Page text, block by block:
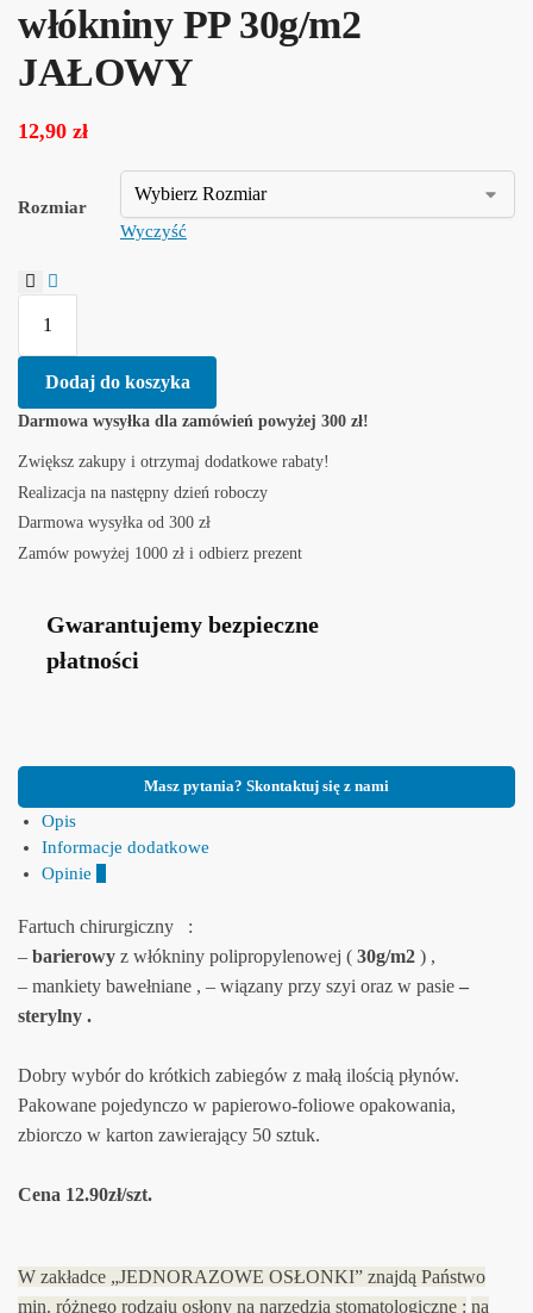
włókniny PP 30g/m2
JAŁOWY
12,90 zł
Rozmiar
Wyczyść
Dodaj do koszyka
Darmowa wysyłka dla zamówień powyżej 300 zł!
Zwiększ zakupy i otrzymaj dodatkowe rabaty!
Realizacja na następny dzień roboczy
Darmowa wysyłka od 300 zł
Zamów powyżej 1000 zł i odbierz prezent
Gwarantujemy bezpieczne
płatności
Masz pytania? Skontaktuj się z nami
Opis
Informacje dodatkowe
Opinie
Fartuch chirurgiczny :
– barierowy z włókniny polipropylenowej ( 30g/m2 ) ,
– mankiety bawełniane , – wiązany przy szyi oraz w pasie –
sterylny .
Dobry wybór do krótkich zabiegów z małą ilością płynów.
Pakowane pojedynczo w papierowo-foliowe opakowania,
zbiorczo w karton zawierający 50 sztuk.
Cena 12.90zł/szt.
W zakładce „JEDNORAZOWE OSŁONKI” znajdą Państwo
min. różnego rodzaju osłony na narzędzia stomatologiczne : na